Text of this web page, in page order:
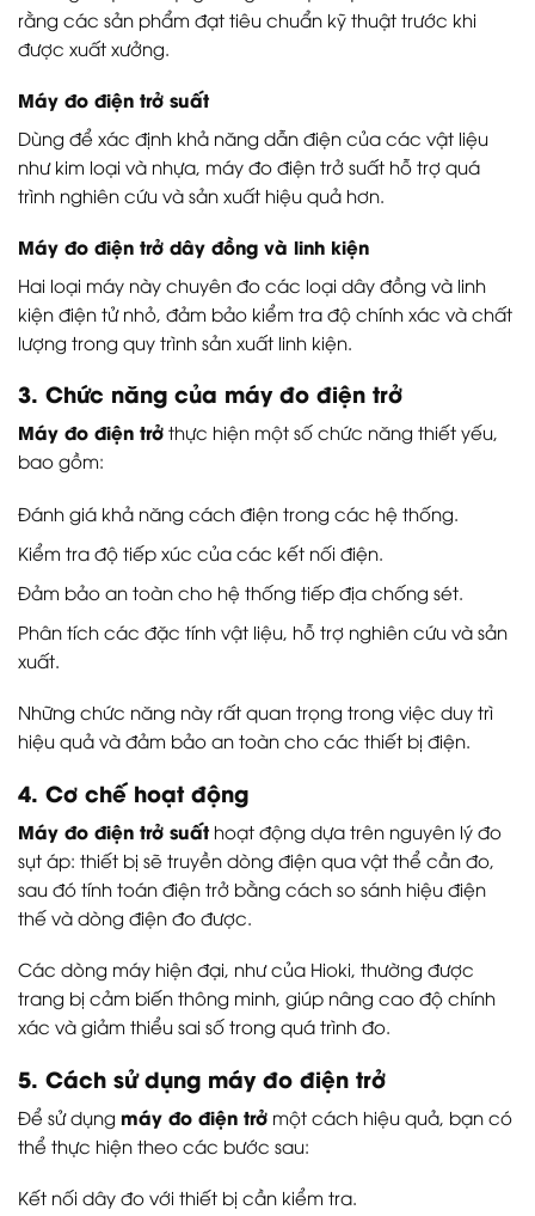
rằng các sản phẩm đạt tiêu chuẩn kỹ thuật trước khi
được xuất xưởng.
Máy đo điện trở suất
Dùng để xác định khả năng dẫn điện của các vật liệu
như kim loại và nhựa, máy đo điện trở suất hỗ trợ quá
trình nghiên cứu và sản xuất hiệu quả hơn.
Máy đo điện trở dây đồng và linh kiện
Hai loại máy này chuyên đo các loại dây đồng và linh
kiện điện tử nhỏ, đảm bảo kiểm tra độ chính xác và chất
lượng trong quy trình sản xuất linh kiện.
3. Chức năng của máy đo điện trở
Máy đo điện trở thực hiện một số chức năng thiết yếu,
bao gồm:
Đánh giá khả năng cách điện trong các hệ thống.
Kiểm tra độ tiếp xúc của các kết nối điện.
Đảm bảo an toàn cho hệ thống tiếp địa chống sét.
Phân tích các đặc tính vật liệu, hỗ trợ nghiên cứu và sản
xuất.
Những chức năng này rất quan trọng trong việc duy trì
hiệu quả và đảm bảo an toàn cho các thiết bị điện.
4. Cơ chế hoạt động
Máy đo điện trở suất hoạt động dựa trên nguyên lý đo
sụt áp: thiết bị sẽ truyền dòng điện qua vật thể cần đo,
sau đó tính toán điện trở bằng cách so sánh hiệu điện
thế và dòng điện đo được.
Các dòng máy hiện đại, như của Hioki, thường được
trang bị cảm biến thông minh, giúp nâng cao độ chính
xác và giảm thiểu sai số trong quá trình đo.
5. Cách sử dụng máy đo điện trở
Để sử dụng máy đo điện trở một cách hiệu quả, bạn có
thể thực hiện theo các bước sau:
Kết nối dây đo với thiết bị cần kiểm tra.